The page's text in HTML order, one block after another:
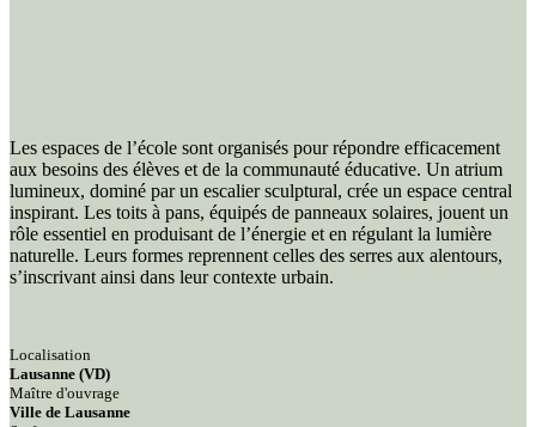
Les espaces de l’école sont organisés pour répondre efficacement
aux besoins des élèves et de la communauté éducative. Un atrium
lumineux, dominé par un escalier sculptural, crée un espace central
inspirant. Les toits à pans, équipés de panneaux solaires, jouent un
rôle essentiel en produisant de l’énergie et en régulant la lumière
naturelle. Leurs formes reprennent celles des serres aux alentours,
s’inscrivant ainsi dans leur contexte urbain.
Localisation
Lausanne (VD)
Maître d'ouvrage
Ville de Lausanne